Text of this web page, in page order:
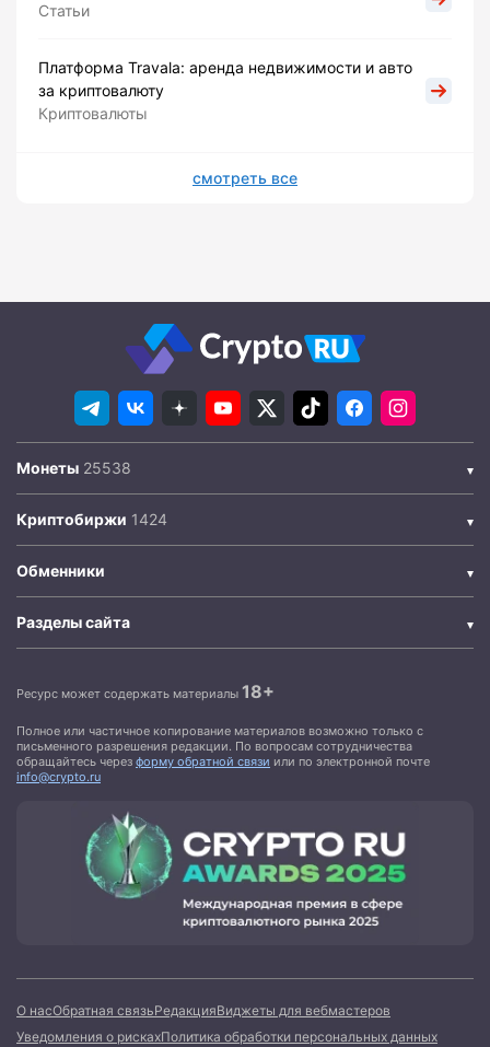
Статьи
Платформа Travala: аренда недвижимости и авто
за криптовалюту
Криптовалюты
смотреть все
Монеты
Криптобиржи
Обменники
Разделы сайта
Ресурс может содержать материалы 18+
Полное или частичное копирование материалов возможно только с
письменного разрешения редакции. По вопросам сотрудничества
обращайтесь через форму обратной связи или по электронной почте
info@crypto.ru
О насОбратная связьРедакцияВиджеты для вебмастеров
Уведомления о рискахПолитика обработки персональных данных